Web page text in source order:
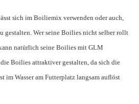
sich im Boiliemix verwenden oder auch,
gestalten. Wer seine Boilies nicht selber rollt
natürlich seine Boilies mit GLM
Boilies attraktiver gestalten, da sich die
im Wasser am Futterplatz langsam auflöst